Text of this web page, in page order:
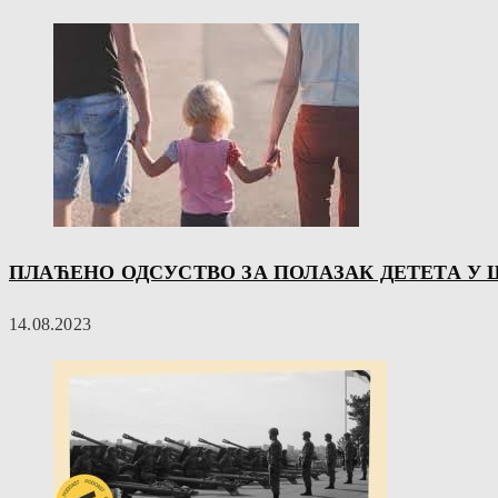
ПЛАЋЕНО ОДСУСТВО ЗА ПОЛАЗАК ДЕТЕТА У
14.08.2023